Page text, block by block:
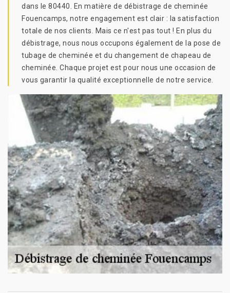
dans le 80440. En matière de débistrage de cheminée
Fouencamps, notre engagement est clair : la satisfaction
totale de nos clients. Mais ce n'est pas tout ! En plus du
débistrage, nous nous occupons également de la pose de
tubage de cheminée et du changement de chapeau de
cheminée. Chaque projet est pour nous une occasion de
vous garantir la qualité exceptionnelle de notre service.